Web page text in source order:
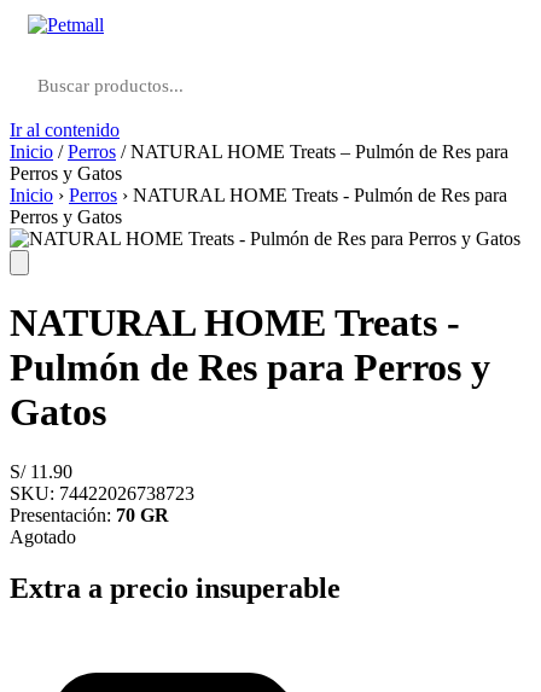
Ir al contenido
Inicio /Perros / NATURAL HOME Treats – Pulmón de Res para
Perros y Gatos
Inicio › Perros › NATURAL HOME Treats - Pulmón de Res para
Perros y Gatos
NATURAL HOME Treats -
Pulmón de Res para Perros y
Gatos
S/11.90
SKU: 74422026738723
Presentación: 70 GR
Agotado
Extra a precio insuperable